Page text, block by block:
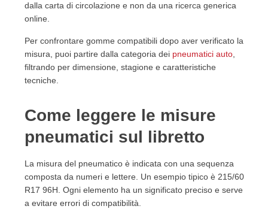
dalla carta di circolazione e non da una ricerca generica
online.
Per confrontare gomme compatibili dopo aver verificato la
misura, puoi partire dalla categoria dei pneumatici auto,
filtrando per dimensione, stagione e caratteristiche
tecniche.
Come leggere le misure
pneumatici sul libretto
La misura del pneumatico è indicata con una sequenza
composta da numeri e lettere. Un esempio tipico è 215/60
R17 96H. Ogni elemento ha un significato preciso e serve
a evitare errori di compatibilità.